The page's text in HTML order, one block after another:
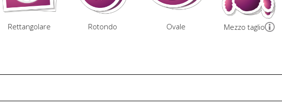
Rettangolare Rotondo Ovale Mezzo taglio